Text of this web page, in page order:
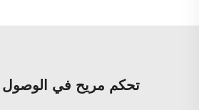
تحكم مريح في